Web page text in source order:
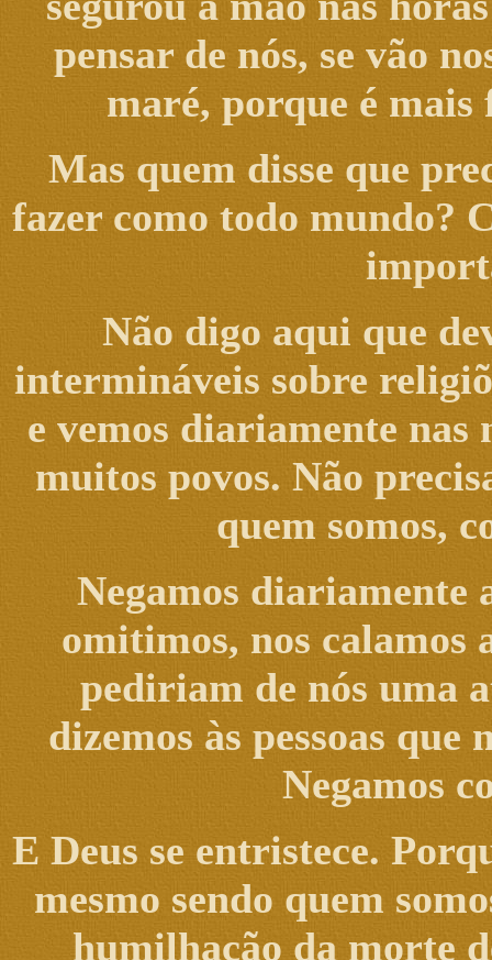
pensar de nós, se vão
maré, porque é
Mas quem disse que
fazer como todo mundo?
Não digo aqui que
intermináveis sobre
e vemos diariamente nas
muitos povos. Não
quem somos,
Negamos diariamente
omitimos, nos calamos
pediriam de nós uma
dizemos às pessoas que
Negamos
E Deus se entristece.
mesmo sendo quem
humilhação da morte